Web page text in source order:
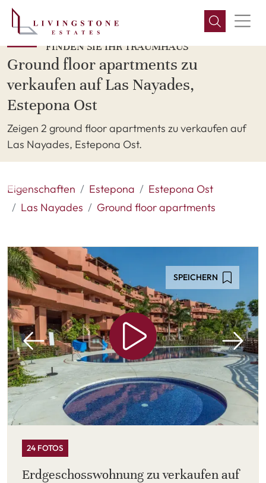
FINDEN SIE IHR TRAUMHAUS
Ground floor apartments zu
verkaufen auf Las Nayades,
Estepona Ost
Zeigen 2 ground floor apartments zu verkaufen auf
Las Nayades, Estepona Ost.
Eigenschaften Estepona
Estepona Ost
Las Nayades
Ground floor apartments
SPEICHERN
24 FOTOS
Erdgeschosswohnung zu verkaufen auf